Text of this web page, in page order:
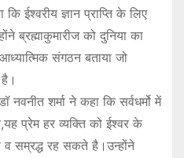
ईश्वरीय ज्ञान प्राप्ति के लिए
ब्रह्माकुमारीज को दुनिया का
संगठन बताया जो
नवनीत शर्मा ने कहा कि सर्वधर्मो में
प्रेम हर व्यक्ति को ईश्वर के
सम्रद्ध रह सकते है।उन्होंने